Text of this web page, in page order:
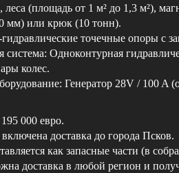
леса (площадь от 1 м² до 1,3 м²),
мм) или крюк (10 тонн).
точечные опоры с
система: Одноконтурная
колес.
Генератор 28V / 100 A
195 000 евро.
доставка до города Псков.
как запасные части (в
доставка в любой регион и